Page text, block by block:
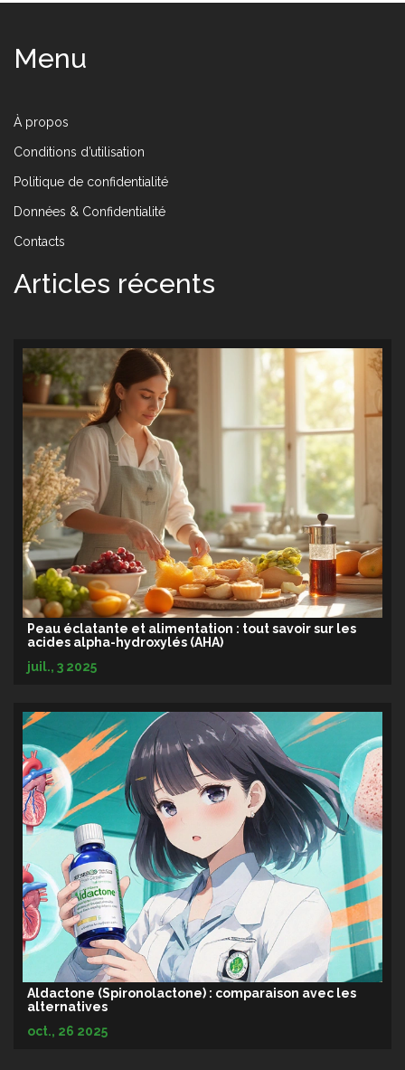
Menu
À propos
Conditions d’utilisation
Politique de confidentialité
Données & Confidentialité
Contacts
Articles récents
Peau éclatante et alimentation : tout savoir sur les
acides alpha-hydroxylés (AHA)
juil., 3 2025
Aldactone (Spironolactone) : comparaison avec les
alternatives
oct., 26 2025